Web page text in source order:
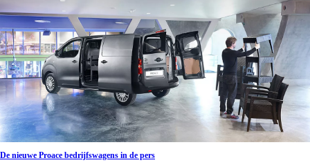
De nieuwe Proace bedrijfswagens in de pers